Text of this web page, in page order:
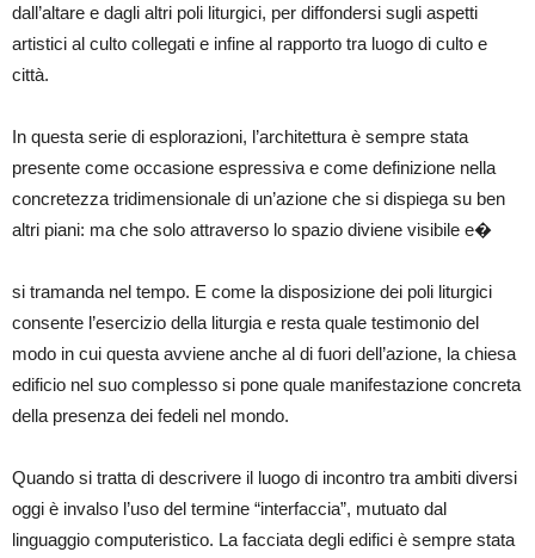
dall’altare e dagli altri poli liturgici, per diffondersi sugli aspetti
artistici al culto collegati e infine al rapporto tra luogo di culto e
città.
In questa serie di esplorazioni, l’architettura è sempre stata
presente come occasione espressiva e come definizione nella
concretezza tridimensionale di un’azione che si dispiega su ben
altri piani: ma che solo attraverso lo spazio diviene visibile e�
si tramanda nel tempo. E come la disposizione dei poli liturgici
consente l’esercizio della liturgia e resta quale testimonio del
modo in cui questa avviene anche al di fuori dell’azione, la chiesa
edificio nel suo complesso si pone quale manifestazione concreta
della presenza dei fedeli nel mondo.
Quando si tratta di descrivere il luogo di incontro tra ambiti diversi
oggi è invalso l’uso del termine “interfaccia”, mutuato dal
linguaggio computeristico. La facciata degli edifici è sempre stata